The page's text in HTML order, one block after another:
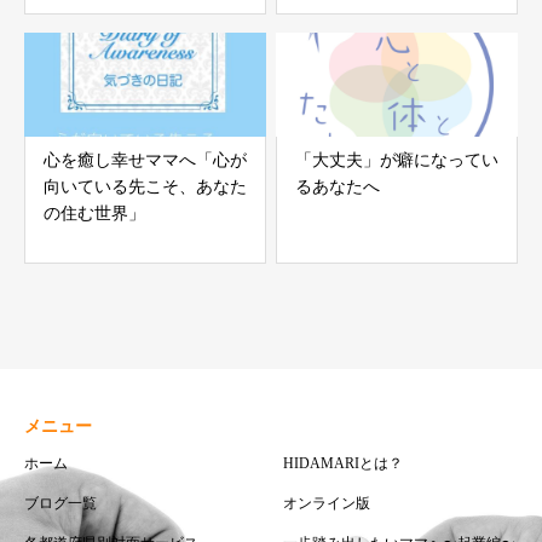
心を癒し幸せママへ「心が
向いている先こそ、あなた
の住む世界」
「大丈夫」が癖になってい
るあなたへ
メニュー
ホーム HIDAMARIとは？
ブログ一覧 オンライン版